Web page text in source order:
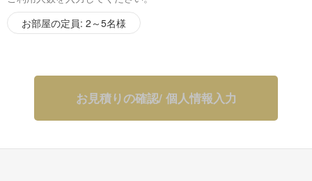
お部屋の定員: 2～5名様
お見積りの確認/ 個人情報入力